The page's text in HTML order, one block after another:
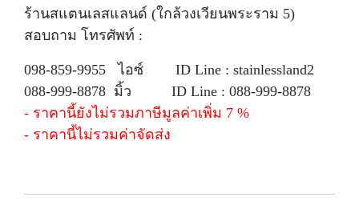
ร้านสแตนเลสแลนด์ (ใกล้วงเวียนพระราม 5)
สอบถาม โทรศัพท์ :
098-859-9955 ไอซ์ ID Line : stainlessland2
088-999-8878 มิ้ว ID Line : 088-999-8878
- ราคานี้ยังไม่รวมภาษีมูลค่าเพิ่ม 7 %
- ราคานี้ไม่รวมค่าจัดส่ง